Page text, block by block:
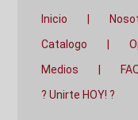
Inicio
Catalogo
Medios
? Unirte HOY! ?